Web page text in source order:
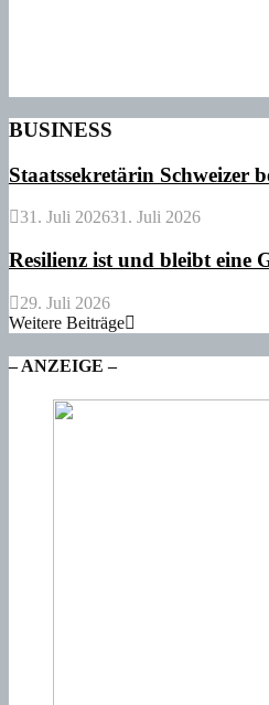
BUSINESS
Staatssekretärin Schweizer
31. Juli 202631. Juli 2026
Resilienz ist und bleibt eine
29. Juli 2026
Weitere Beiträge
– ANZEIGE –